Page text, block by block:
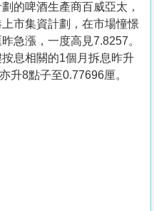
的啤酒生產商百威亞太，
市集資計劃，在市場憧憬
急漲，一度高見7.8257。
息相關的1個月拆息昨升
升8點子至0.77696厘。